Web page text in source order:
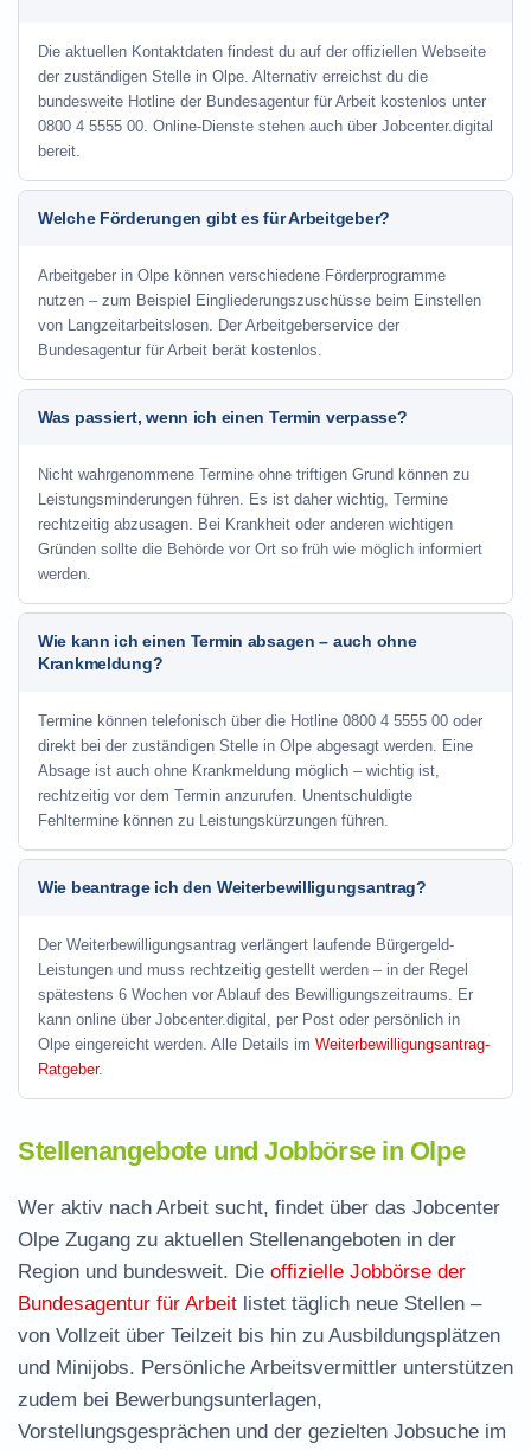
Die aktuellen Kontaktdaten findest du auf der offiziellen Webseite
der zuständigen Stelle in Olpe. Alternativ erreichst du die
bundesweite Hotline der Bundesagentur für Arbeit kostenlos unter
0800 4 5555 00. Online-Dienste stehen auch über Jobcenter.digital
bereit.
Welche Förderungen gibt es für Arbeitgeber?
Arbeitgeber in Olpe können verschiedene Förderprogramme
nutzen – zum Beispiel Eingliederungszuschüsse beim Einstellen
von Langzeitarbeitslosen. Der Arbeitgeberservice der
Bundesagentur für Arbeit berät kostenlos.
Was passiert, wenn ich einen Termin verpasse?
Nicht wahrgenommene Termine ohne triftigen Grund können zu
Leistungsminderungen führen. Es ist daher wichtig, Termine
rechtzeitig abzusagen. Bei Krankheit oder anderen wichtigen
Gründen sollte die Behörde vor Ort so früh wie möglich informiert
werden.
Wie kann ich einen Termin absagen – auch ohne
Krankmeldung?
Termine können telefonisch über die Hotline 0800 4 5555 00 oder
direkt bei der zuständigen Stelle in Olpe abgesagt werden. Eine
Absage ist auch ohne Krankmeldung möglich – wichtig ist,
rechtzeitig vor dem Termin anzurufen. Unentschuldigte
Fehltermine können zu Leistungskürzungen führen.
Wie beantrage ich den Weiterbewilligungsantrag?
Der Weiterbewilligungsantrag verlängert laufende Bürgergeld-
Leistungen und muss rechtzeitig gestellt werden – in der Regel
spätestens 6 Wochen vor Ablauf des Bewilligungszeitraums. Er
kann online über Jobcenter.digital, per Post oder persönlich in
Olpe eingereicht werden. Alle Details im Weiterbewilligungsantrag-
Ratgeber.
Stellenangebote und Jobbörse in Olpe
Wer aktiv nach Arbeit sucht, findet über das Jobcenter
Olpe Zugang zu aktuellen Stellenangeboten in der
Region und bundesweit. Die offizielle Jobbörse der
Bundesagentur für Arbeit listet täglich neue Stellen –
von Vollzeit über Teilzeit bis hin zu Ausbildungsplätzen
und Minijobs. Persönliche Arbeitsvermittler unterstützen
zudem bei Bewerbungsunterlagen,
Vorstellungsgesprächen und der gezielten Jobsuche im